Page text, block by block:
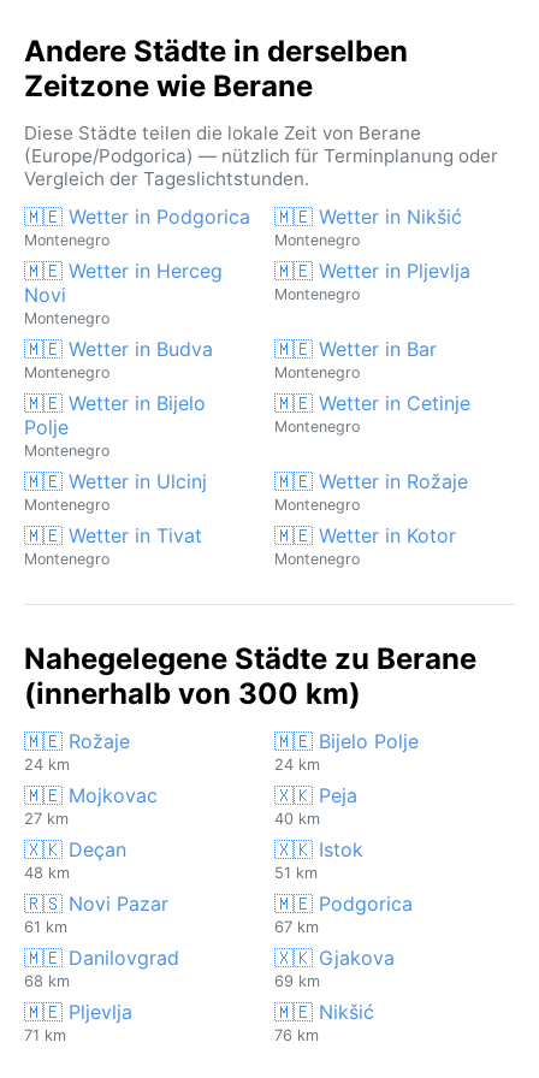
Andere Städte in derselben
Zeitzone wie Berane
Diese Städte teilen die lokale Zeit von Berane
(Europe/Podgorica) — nützlich für Terminplanung oder
Vergleich der Tageslichtstunden.
🇲🇪 Wetter in Podgorica
Montenegro
🇲🇪 Wetter in Nikšić
Montenegro
🇲🇪 Wetter in Herceg
Novi
Montenegro
🇲🇪 Wetter in Pljevlja
Montenegro
🇲🇪 Wetter in Budva
Montenegro
🇲🇪 Wetter in Bar
Montenegro
🇲🇪 Wetter in Bijelo
Polje
Montenegro
🇲🇪 Wetter in Cetinje
Montenegro
🇲🇪 Wetter in Ulcinj
Montenegro
🇲🇪 Wetter in Rožaje
Montenegro
🇲🇪 Wetter in Tivat
Montenegro
🇲🇪 Wetter in Kotor
Montenegro
Nahegelegene Städte zu Berane
(innerhalb von 300 km)
🇲🇪 Rožaje
24 km
🇲🇪 Bijelo Polje
24 km
🇲🇪 Mojkovac
27 km
🇽🇰 Peja
40 km
🇽🇰 Deçan
48 km
🇽🇰 Istok
51 km
🇷🇸 Novi Pazar
61 km
🇲🇪 Podgorica
67 km
🇲🇪 Danilovgrad
68 km
🇽🇰 Gjakova
69 km
🇲🇪 Pljevlja
71 km
🇲🇪 Nikšić
76 km